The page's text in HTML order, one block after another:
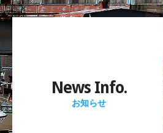
News Info.
お知らせ